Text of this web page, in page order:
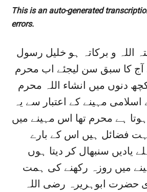
This is an auto-generated
errors.
اللہ و برکاتہ ہو خلیل رسول
آج کا سبق سن لیجئے اب محرم
دنوں میں انشاء اللہ محرم
اسلامی مہینے کے اعتبار سے یہ
ہوتا ہے محرم تھا اس مہینے میں
فضائل ہیں اس کے بارے
یادیں سنبھال کر دیتا ہوں
میں روزہ رکھنے کی ہمت
حضرت ابوہریرہ رضی اللہ